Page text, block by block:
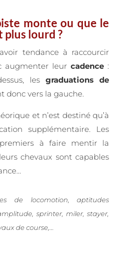
monte ou que le
lourd ?
tendance à raccourcir
augmenter leurcadence :
lesgraduations de
donc vers la gauche.
et n’est destiné qu’à
supplémentaire. Les
à faire mentir la
chevaux sont capables
de locomotion, aptitudes
sprinter, miler, stayer,
de course,…